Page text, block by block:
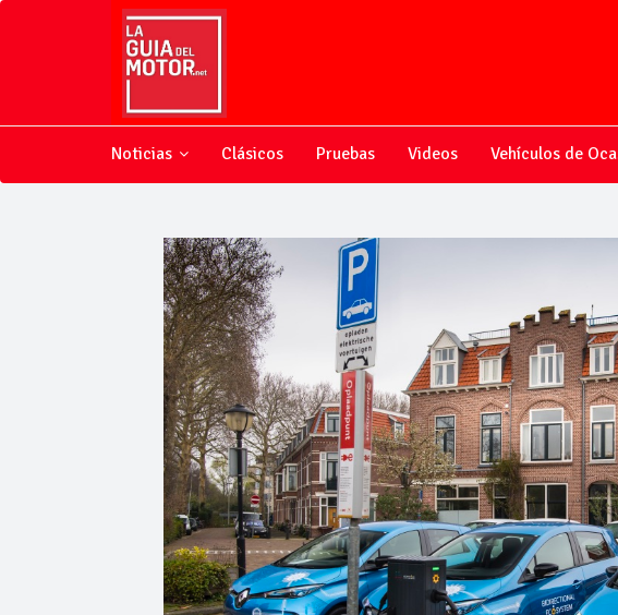
Noticias Clásicos Pruebas Videos Vehículos de